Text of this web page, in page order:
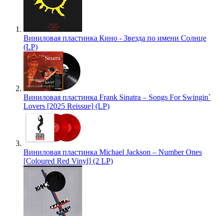
Виниловая пластинка Кино - Звезда по имени Солнце
(LP)
Виниловая пластинка Frank Sinatra – Songs For Swingin`
Lovers [2025 Reissue] (LP)
Виниловая пластинка Michael Jackson – Number Ones
[Coloured Red Vinyl] (2 LP)